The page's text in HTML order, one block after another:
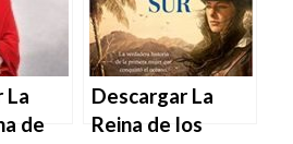
La
de
Descargar La
Reina de los